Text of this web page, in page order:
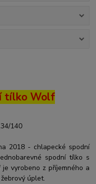
tílko Wolf
140
2018 - chlapecké spodní
spodní tílko s
vyrobeno z příjemného a
úplet.